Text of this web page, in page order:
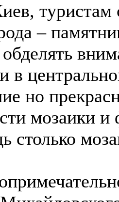
туристам
–
в
но
мозаики и
столько